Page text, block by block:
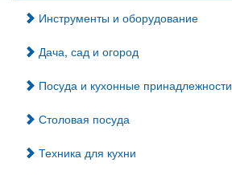
Инструменты и оборудование
Дача, сад и огород
Посуда и кухонные принадлежности
Столовая посуда
Техника для кухни